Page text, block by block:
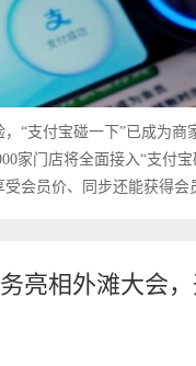
“支付宝碰一下”已成为
家门店将全面接入“支付
会员价、同步还能获得
亮相外滩大会